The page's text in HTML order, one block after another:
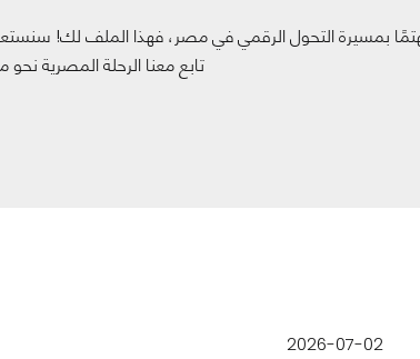
بمسيرة التحول الرقمي في مصر، فهذا الملف لك!
تابع معنا الرحلة المصرية
2026-07-02